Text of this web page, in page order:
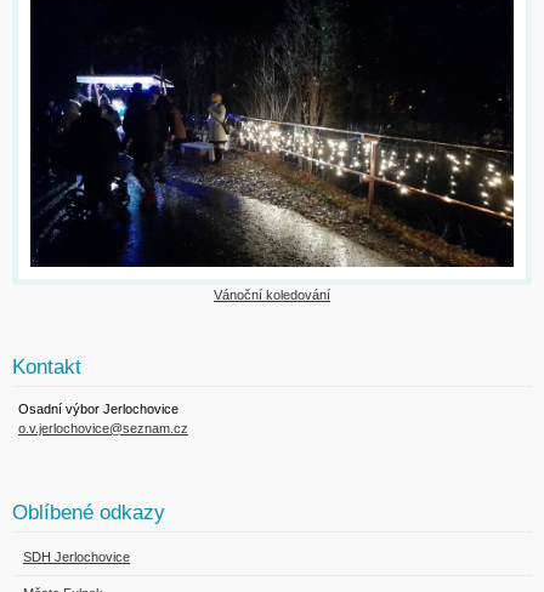
Vánoční koledování
Kontakt
Osadní výbor Jerlochovice
o.v.jerlochovice@seznam.cz
Oblíbené odkazy
SDH Jerlochovice